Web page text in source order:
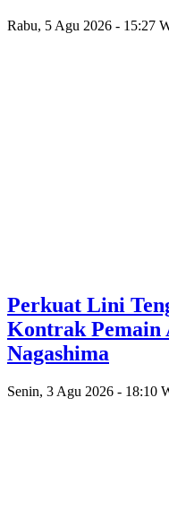
Rabu, 5 Agu 2026 - 15:27
Perkuat Lini
Kontrak Pemain
Nagashima
Senin, 3 Agu 2026 - 18:10